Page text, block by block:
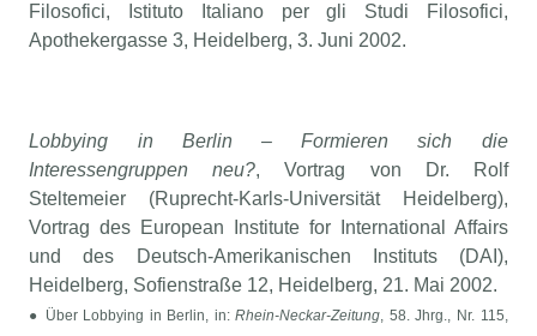
Filosofici, Istituto Italiano per gli Studi Filosofici,
Apothekergasse 3, Heidelberg, 3. Juni 2002.
Lobbying in Berlin – Formieren sich die
Interessengruppen neu?, Vortrag von Dr. Rolf
Steltemeier (Ruprecht-Karls-Universität Heidelberg),
Vortrag des European Institute for International Affairs
und des Deutsch-Amerikanischen Instituts (DAI),
Heidelberg, Sofienstraße 12, Heidelberg, 21. Mai 2002.
● Über Lobbying in Berlin, in:Rhein-Neckar-Zeitung, 58. Jhrg., Nr. 115,